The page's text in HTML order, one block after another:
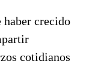
haber crecido
cotidianos